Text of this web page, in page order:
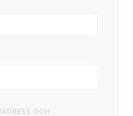
OCH